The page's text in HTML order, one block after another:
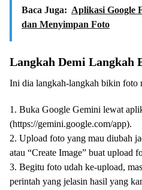
Baca Juga: Aplikasi Google
dan Menyimpan Foto
Langkah Demi Langkah
Ini dia langkah-langkah bikin foto
1. Buka Google Gemini lewat
(https://gemini.google.com/app).
2. Upload foto yang mau diubah
atau “Create Image” buat upload
3. Begitu foto udah ke-upload,
perintah yang jelasin hasil yang